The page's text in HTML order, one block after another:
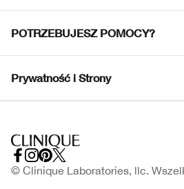
Kariera
POTRZEBUJESZ POMOCY?
FAQ
Skontaktuj Się z Producentem
Prywatność i Strony
Warunki korzystania
Regulamin Strony
© Clinique Laboratories, llc.